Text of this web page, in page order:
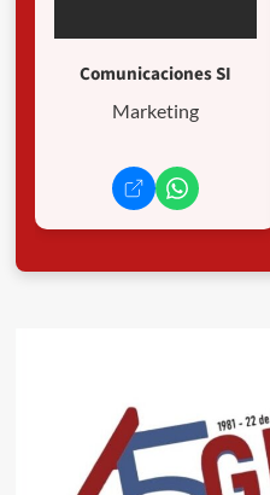
Comunicaciones SI
Marketing